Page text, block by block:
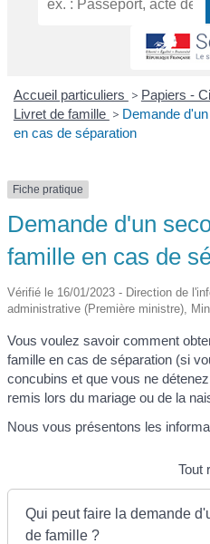
Accueil particuliers > Papiers -
Livret de famille > Demande
en cas de séparation
Fiche pratique
Demande d'un
famille en cas de
Vérifié le 16/01/2023 - Direction de
administrative (Première ministre),
Vous voulez savoir comment
famille en cas de séparation (si
concubins et que vous ne
remis lors du mariage ou de la
Nous vous présentons les
Tout
Qui peut faire la demande
de famille ?